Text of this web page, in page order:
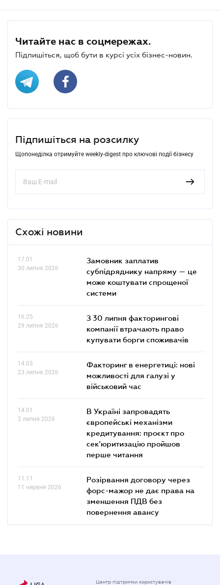
Читайте нас в соцмережах.
Підпишіться, щоб бути в курсі усіх бізнес-новин.
Підпишіться на розсилку
Щопонеділка отримуйте weekly-digest про ключові події бізнесу
Схожі новини
17.01
30 липня 2026
Замовник заплатив
субпідряднику напряму — це
може коштувати спрощеної
системи
16.25
29 липня 2026
З 30 липня факторингові
компанії втрачають право
купувати борги споживачів
14.03
23 липня 2026
Факторинг в енергетиці: нові
можливості для галузі у
військовий час
14.01
2 липня 2026
В Україні запровадять
європейські механізми
кредитування: проєкт про
сек'юритизацію пройшов
перше читання
11.11
11 червня 2026
Розірвання договору через
форс-мажор не дає права на
зменшення ПДВ без
повернення авансу
Центр підтримки користувачів